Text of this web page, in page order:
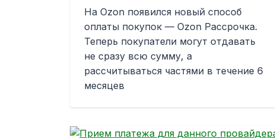
На Ozon появился новый способ
оплаты покупок — Ozon Рассрочка.
Теперь покупатели могут отдавать
не сразу всю сумму, а
рассчитываться частями в течение 6
месяцев